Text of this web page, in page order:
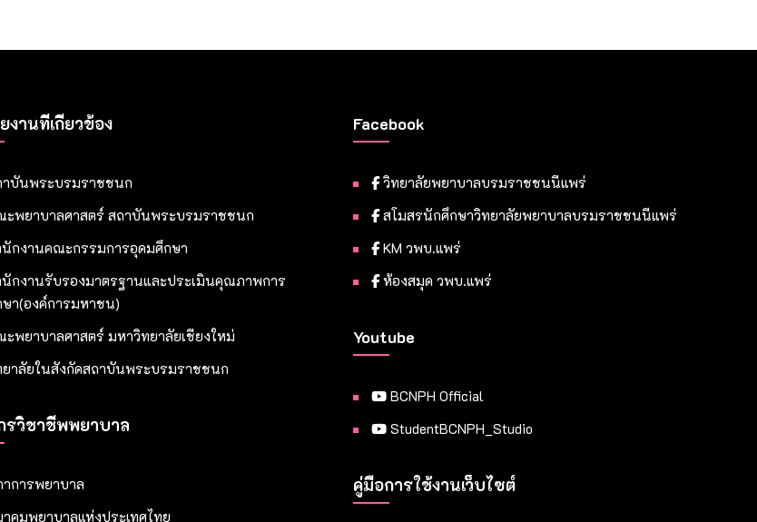
งานที่เกี่ยวข้อง
าบันพระบรมราชชนก
ะพยาบาลศาสตร์ สถาบันพระบรมราชชนก
นักงานคณะกรรมการอุดมศึกษา
นักงานรับรองมาตรฐานและประเมินคุณภาพการ
า(องค์การมหาชน)
พยาบาลศาสตร์ มหาวิทยาลัยเชียงใหม่
ยาลัยในสังกัดสถาบันพระบรมราชชนก
รวิชาชีพพยาบาล
การพยาบาล
คมพยาบาลแห่งประเทศไทย
Facebook
วิทยาลัยพยาบาลบรมราชชนนีแพร่
สโมสรนักศึกษาวิทยาลัยพยาบาลบรมราชชนนีแพร่
KM วพบ.แพร่
ห้องสมุด วพบ.แพร่
Youtube
BCNPH Official
StudentBCNPH_Studio
คู่มือการใช้งานเว็บไซต์